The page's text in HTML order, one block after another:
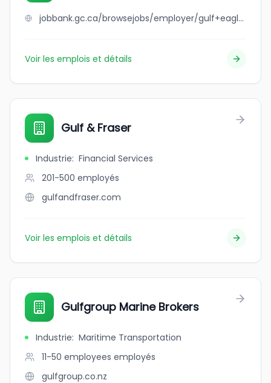
jobbank.gc.ca/browsejobs/employer/gulf+eagle+drywall+inc./ca
Voir les emplois et détails
Gulf & Fraser
Industrie: Financial Services
201-500 employés
gulfandfraser.com
Voir les emplois et détails
Gulfgroup Marine Brokers
Industrie: Maritime Transportation
11-50 employees employés
gulfgroup.co.nz